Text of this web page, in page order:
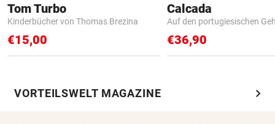
Tom Turbo
Kinderbücher von Thomas Brezina
€15,00
Calcada
Auf den portugiesischen
€36,90
VORTEILSWELT MAGAZINE chevron_right